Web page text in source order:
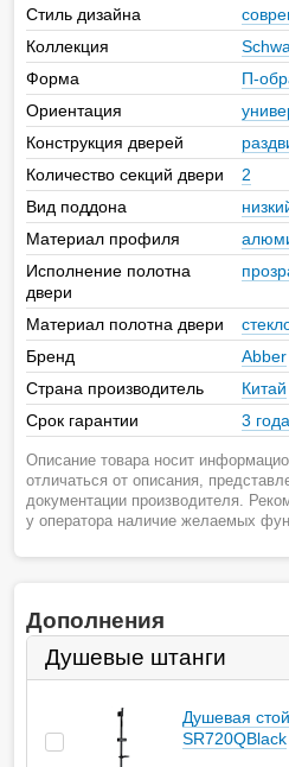
Стиль дизайна
Коллекция
Форма
П-
Ориентация
Конструкция дверей
Количество секций двери
2
Вид поддона
Материал профиля
Исполнение полотна
двери
Материал полотна двери
Бренд
Abber
Страна производитель
Китай
Срок гарантии
3 года
Описание товара носит
отличаться от описания,
документации производителя.
у оператора наличие желаемых
Дополнения
Душевые штанги
Душевая
SR720QBlack